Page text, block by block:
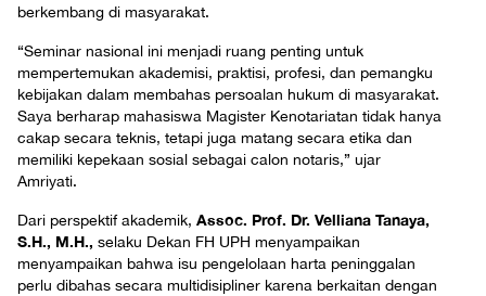
berkembang di masyarakat.
“Seminar nasional ini menjadi ruang penting untuk
mempertemukan akademisi, praktisi, profesi, dan pemangku
kebijakan dalam membahas persoalan hukum di masyarakat.
Saya berharap mahasiswa Magister Kenotariatan tidak hanya
cakap secara teknis, tetapi juga matang secara etika dan
memiliki kepekaan sosial sebagai calon notaris,” ujar
Amriyati.
Dari perspektif akademik, Assoc. Prof. Dr. Velliana Tanaya,
S.H., M.H., selaku Dekan FH UPH menyampaikan
menyampaikan bahwa isu pengelolaan harta peninggalan
perlu dibahas secara multidisipliner karena berkaitan dengan